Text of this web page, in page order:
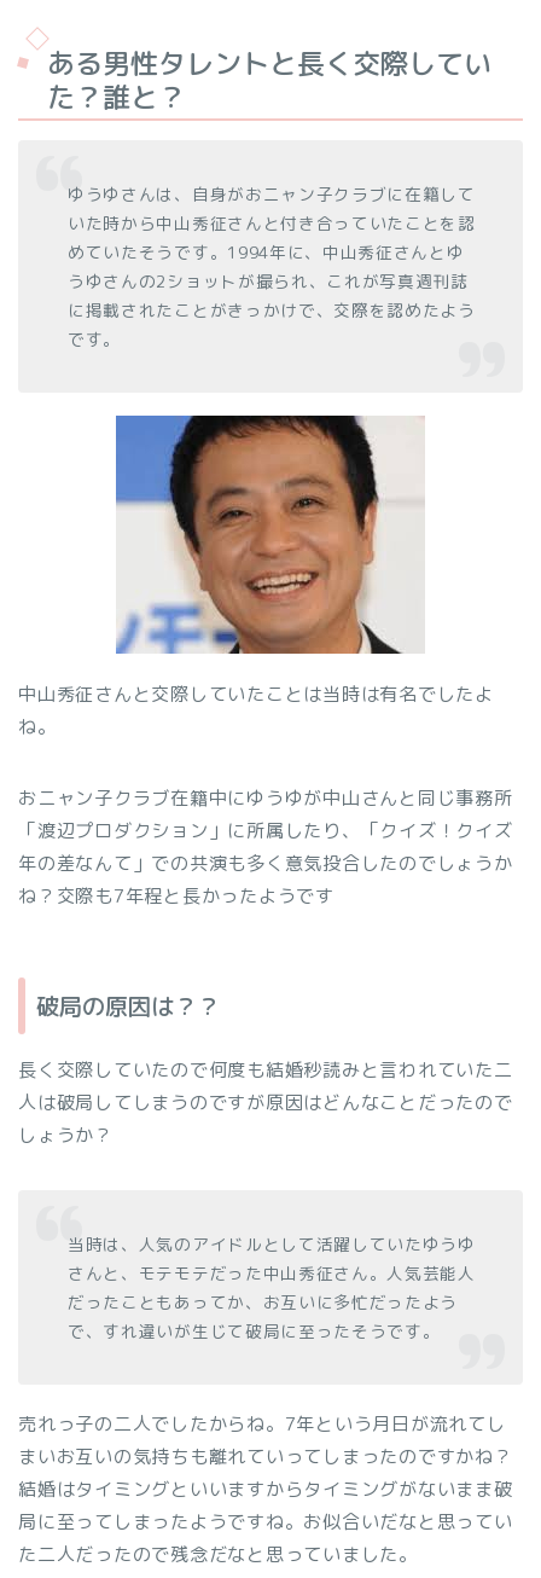
ある男性タレントと長く交際してい
た？誰と？
ゆうゆさんは、自身がおニャン子クラブに在籍して
いた時から中山秀征さんと付き合っていたことを認
めていたそうです。1994年に、中山秀征さんとゆ
うゆさんの2ショットが撮られ、これが写真週刊誌
に掲載されたことがきっかけで、交際を認めたよう
です。
中山秀征さんと交際していたことは当時は有名でしたよ
ね。
おニャン子クラブ在籍中にゆうゆが中山さんと同じ事務所
「渡辺プロダクション」に所属したり、「クイズ！クイズ
年の差なんて」での共演も多く意気投合したのでしょうか
ね？交際も7年程と長かったようです
破局の原因は？？
長く交際していたので何度も結婚秒読みと言われていた二
人は破局してしまうのですが原因はどんなことだったので
しょうか？
当時は、人気のアイドルとして活躍していたゆうゆ
さんと、モテモテだった中山秀征さん。人気芸能人
だったこともあってか、お互いに多忙だったよう
で、すれ違いが生じて破局に至ったそうです。
売れっ子の二人でしたからね。7年という月日が流れてし
まいお互いの気持ちも離れていってしまったのですかね？
結婚はタイミングといいますからタイミングがないまま破
局に至ってしまったようですね。お似合いだなと思ってい
た二人だったので残念だなと思っていました。